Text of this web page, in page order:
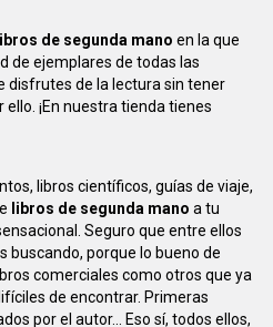
de segunda mano en la que
de ejemplares de todas las
disfrutes de la lectura sin tener
¡En nuestra tienda tienes
libros científicos, guías de viaje,
libros de segunda mano a tu
Seguro que entre ellos
buscando, porque lo bueno de
comerciales como otros que ya
de encontrar. Primeras
por el autor... Eso sí, todos ellos,